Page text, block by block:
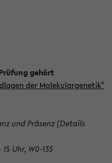
der Molekulargenetik"
und Präsenz (Details
Uhr, W0-135